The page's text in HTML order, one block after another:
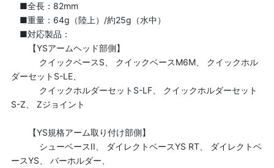
■全長：82mm
■重量：64g（陸上）/約25g（水中）
■対応製品：
【YSアームヘッド部側】
クイックベースS、 クイックベースM6M、 クイックホル
ダーセットS-LE、
クイックホルダーセットS-LF、 クイックホルダーセット
S-Z、 Zジョイント
【YS規格アーム取り付け部側】
シューベースII、 ダイレクトベースYS RT、 ダイレクトベ
ースYS、 バーホルダー、